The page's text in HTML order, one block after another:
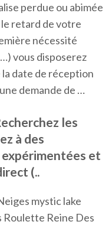
perdue ou abimée
le retard de votre
nécessité
vous disposerez
la date de réception
demande de …
les
à des
et
(..
mystic lake
Roulette Reine Des